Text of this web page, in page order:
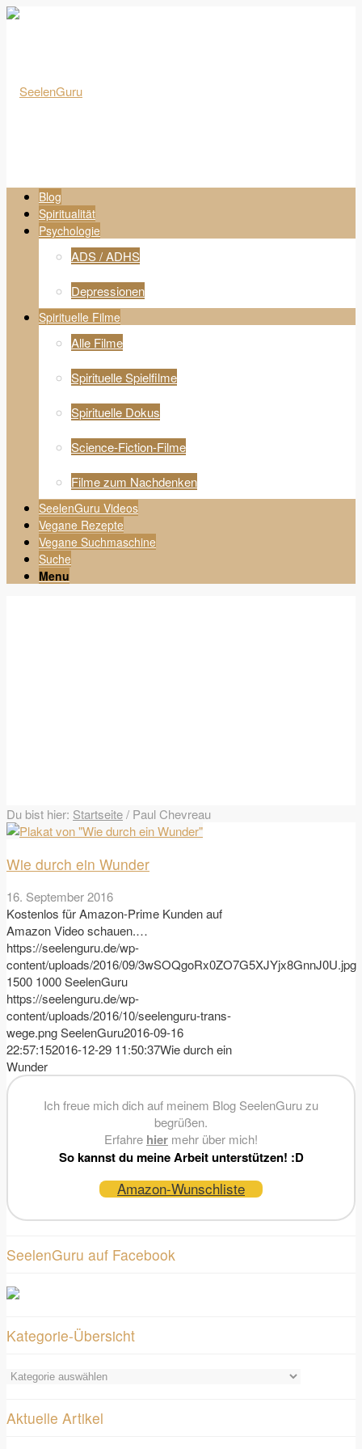
Blog
Spiritualität
Psychologie
ADS / ADHS
Depressionen
Spirituelle Filme
Alle Filme
Spirituelle Spielfilme
Spirituelle Dokus
Science-Fiction-Filme
Filme zum Nachdenken
SeelenGuru Videos
Vegane Rezepte
Vegane Suchmaschine
Suche
Menu
Du bist hier: Startseite/ Paul Chevreau
Wie durch ein Wunder
16. September 2016
Kostenlos für Amazon-Prime Kunden auf
Amazon Video schauen.…
https://seelenguru.de/wp-
content/uploads/2016/09/3wSOQgoRx0ZO7G5XJYjx8GnnJ0U.jpg
1500 1000SeelenGuru
https://seelenguru.de/wp-
content/uploads/2016/10/seelenguru-trans-
wege.pngSeelenGuru2016-09-16
22:57:152016-12-29 11:50:37Wie durch ein
Wunder
Ich freue mich dich auf meinem Blog SeelenGuru zu
begrüßen.
Erfahre hier mehr über mich!
So kannst du meine Arbeit unterstützen! :D
Amazon-Wunschliste
SeelenGuru auf Facebook
Kategorie-Übersicht
Kategorie-
Aktuelle Artikel